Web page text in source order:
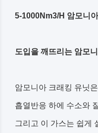
5-1000Nm3/H 암모니
도입을 깨뜨리는 암모
암모니아 크래킹 유닛
흡열반응 하에 수소와
그리고 이 가스는 쉽게